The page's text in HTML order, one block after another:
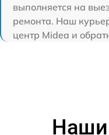
выполняется на
ремонта. Наш
центр Midea и
Наши